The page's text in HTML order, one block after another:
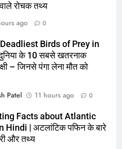
रोचक तथ्य
ago 0
Birds of Prey in
के 10 सबसे खतरनाक
– जिनसे पंगा लेना मौत को
Patel
11 hours ago 0
Facts about Atlantic
Hindi | अटलांटिक पफिन के बारे
और तथ्य